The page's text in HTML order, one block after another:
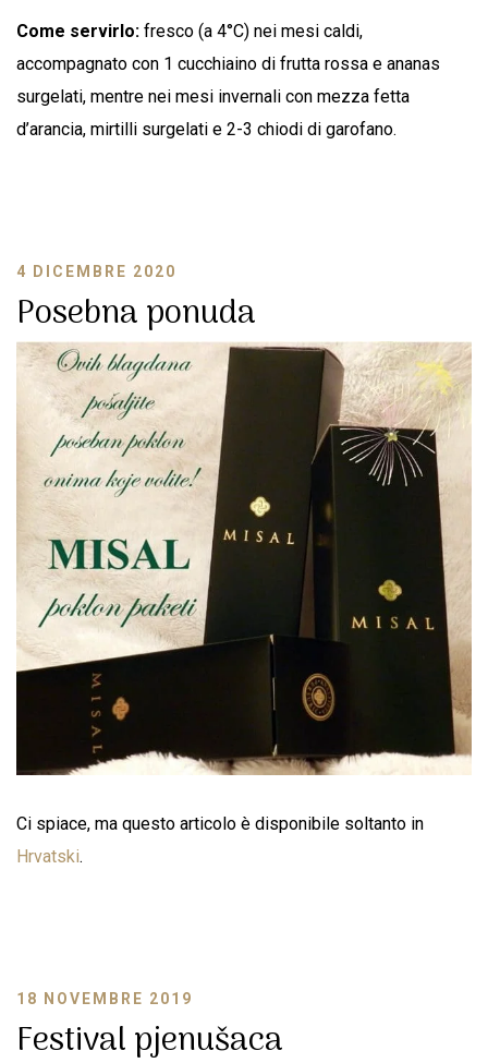
Come servirlo: fresco (a 4°C) nei mesi caldi,
accompagnato con 1 cucchiaino di frutta rossa e ananas
surgelati, mentre nei mesi invernali con mezza fetta
d’arancia, mirtilli surgelati e 2-3 chiodi di garofano.
4 DICEMBRE 2020
Posebna ponuda
Ci spiace, ma questo articolo è disponibile soltanto in
Hrvatski.
18 NOVEMBRE 2019
Festival pjenušaca